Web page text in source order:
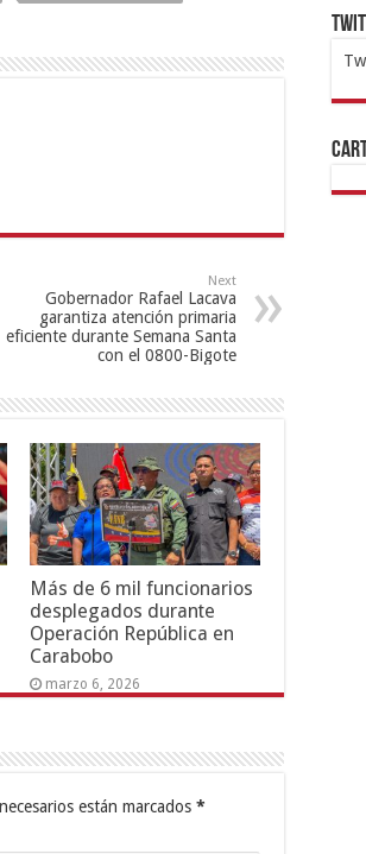
Next
Gobernador Rafael Lacava
garantiza atención primaria
eficiente durante Semana Santa
con el 0800-Bigote
Más de 6 mil funcionarios
desplegados durante
Operación República en
Carabobo
marzo 6, 2026
están marcados *